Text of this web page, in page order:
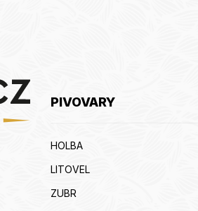
PIVOVARY
HOLBA
LITOVEL
ZUBR